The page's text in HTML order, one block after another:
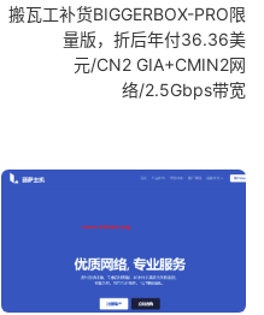
搬瓦工补货BIGGERBOX-PRO限
量版，折后年付36.36美
元/CN2 GIA+CMIN2网
络/2.5Gbps带宽